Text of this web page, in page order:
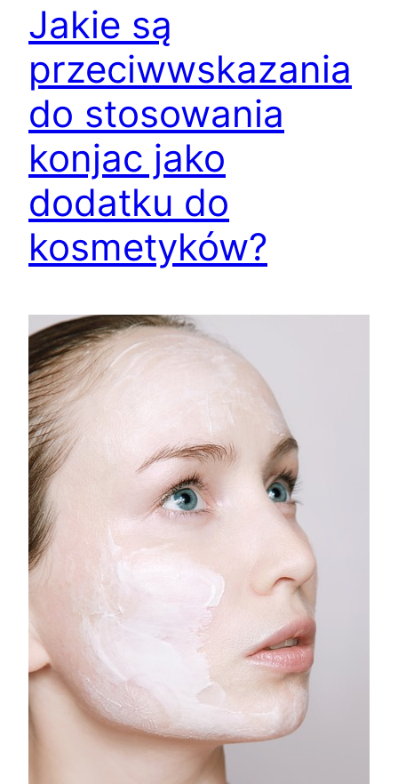
Jakie są
przeciwwskazania
do stosowania
konjac jako
dodatku do
kosmetyków?